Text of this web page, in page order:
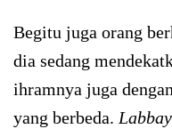
Begitu juga orang
dia sedang
ihramnya juga
yang berbeda.